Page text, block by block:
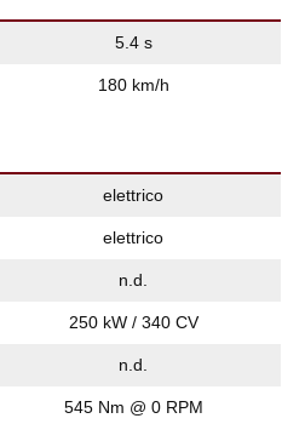
5.4 s
180 km/h
elettrico
elettrico
n.d.
250 kW / 340 CV
n.d.
545 Nm @ 0 RPM